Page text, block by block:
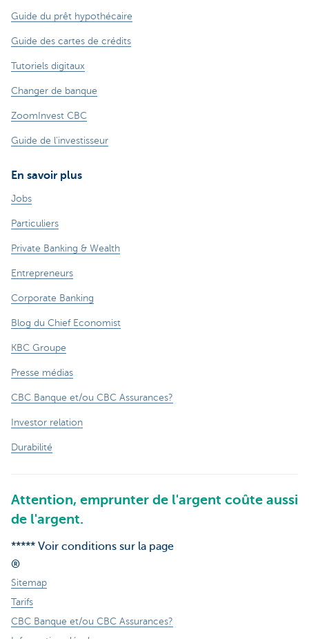
Guide du prêt hypothécaire
Guide des cartes de crédits
Tutoriels digitaux
Changer de banque
ZoomInvest CBC
Guide de l'investisseur
En savoir plus
Jobs
Particuliers
Private Banking & Wealth
Entrepreneurs
Corporate Banking
Blog du Chief Economist
KBC Groupe
Presse médias
CBC Banque et/ou CBC Assurances?
Investor relation
Durabilité
Attention, emprunter de l'argent coûte aussi
de l'argent.
***** Voir conditions sur la page
®
Sitemap
Tarifs
CBC Banque et/ou CBC Assurances?